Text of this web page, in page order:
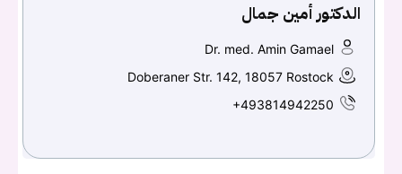
الدكتور أمين جمال
Dr. med. Amin Gamael
Doberaner Str. 142, 18057 Rostock
+493814942250